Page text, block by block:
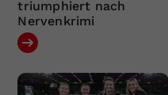
triumphiert nach
Nervenkrimi